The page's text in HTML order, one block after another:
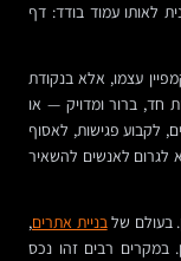
לאותו עמוד בודד: דף
עצמו, אלא בנקודת
חד, ברור ומדויק — או
לקבוע פגישות, לאסוף
לגרום לאנשים להשאיר
בעולם שלבניית אתרים,
במקרים רבים זהו נכס